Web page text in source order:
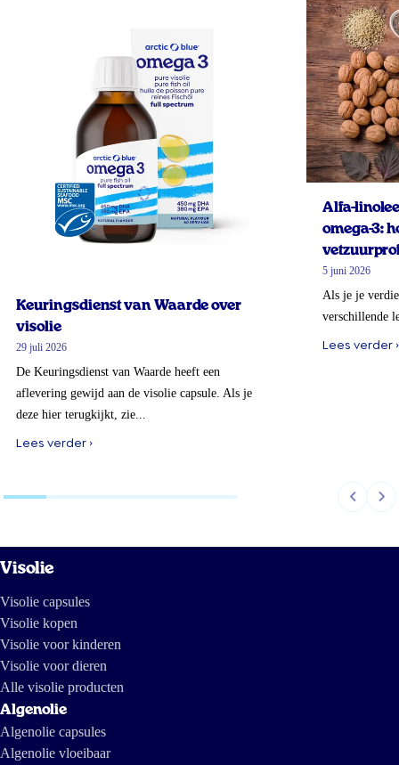
Keuringsdienst van Waarde over
visolie
29 juli 2026
De Keuringsdienst van Waarde heeft een
aflevering gewijd aan de visolie capsule. Als je
deze hier terugkijkt, zie...
Lees verder ›
Alfa-
omega-3:
5 juni 2026
Als je je
verschillende
Lees verder ›
Visolie
Visolie capsules
Visolie kopen
Visolie voor kinderen
Visolie voor dieren
Alle visolie producten
Algenolie
Algenolie capsules
Algenolie vloeibaar